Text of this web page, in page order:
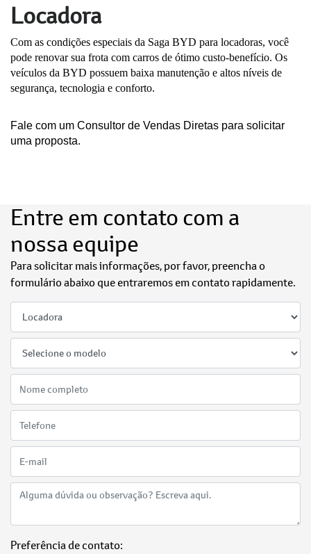
Locadora
Com as condições especiais da Saga BYD para locadoras, você
pode renovar sua frota com carros de ótimo custo-benefício. Os
veículos da BYD possuem baixa manutenção e altos níveis de
segurança, tecnologia e conforto.
Fale com um Consultor de Vendas Diretas para solicitar
uma proposta.
Entre em contato com a
nossa equipe
Para solicitar mais informações, por favor, preencha o
formulário abaixo que entraremos em contato rapidamente.
Preferência de contato: